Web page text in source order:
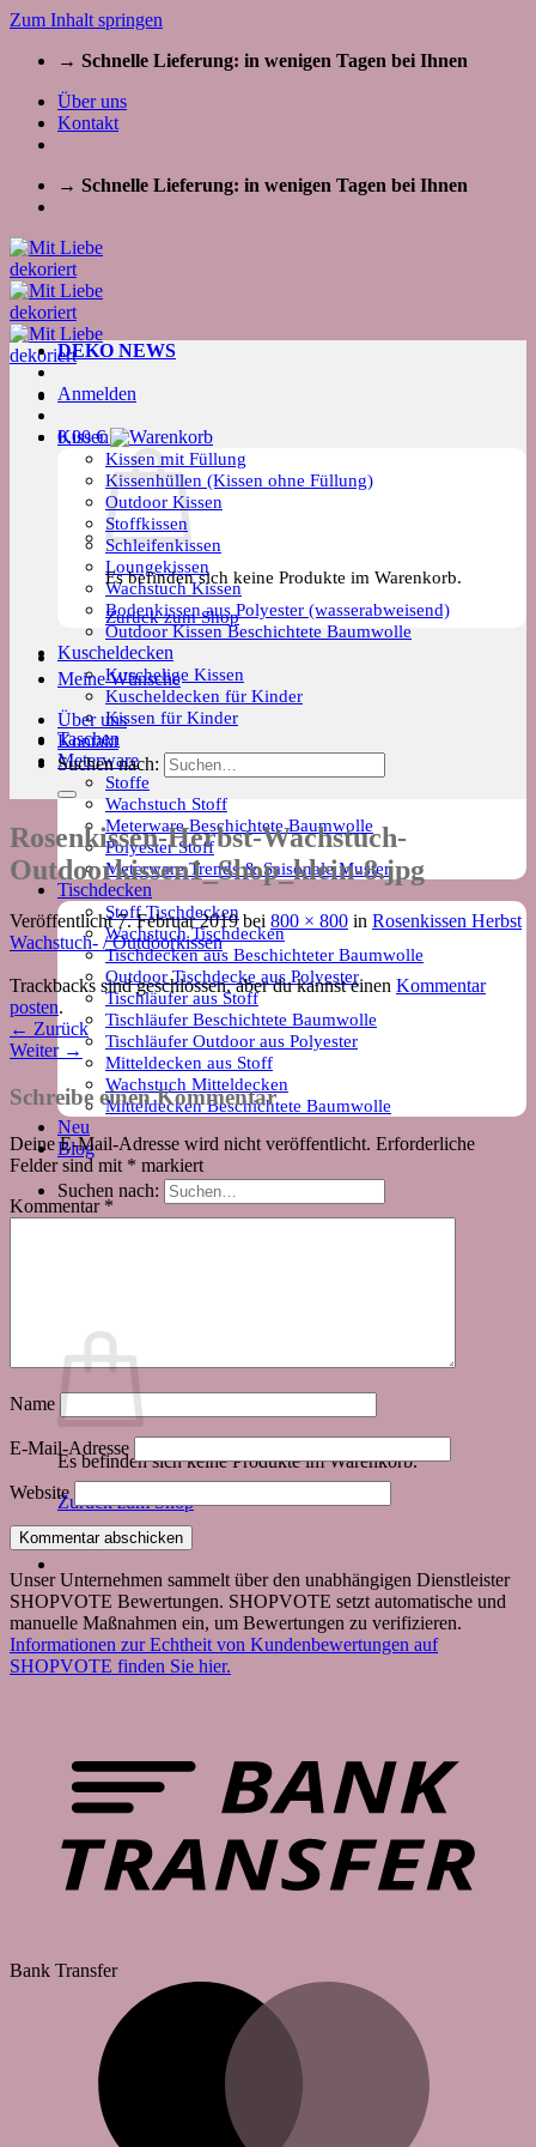
Zum Inhalt springen
→ Schnelle Lieferung: in wenigen Tagen bei Ihnen
Über uns
Kontakt
→ Schnelle Lieferung: in wenigen Tagen bei Ihnen
Kissen
Kissen mit Füllung
Kissenhüllen (Kissen ohne Füllung)
Outdoor Kissen
Stoffkissen
Schleifenkissen
Loungekissen
Wachstuch Kissen
Bodenkissen aus Polyester (wasserabweisend)
Outdoor Kissen Beschichtete Baumwolle
Kuscheldecken
Kuschelige Kissen
Kuscheldecken für Kinder
Kissen für Kinder
Taschen
Meterware
Stoffe
Wachstuch Stoff
Meterware Beschichtete Baumwolle
Polyester Stoff
Meterware Trends & Saisonale Muster
Tischdecken
Stoff Tischdecken
Wachstuch Tischdecken
Tischdecken aus Beschichteter Baumwolle
Outdoor Tischdecke aus Polyester
Tischläufer aus Stoff
Tischläufer Beschichtete Baumwolle
Tischläufer Outdoor aus Polyester
Mitteldecken aus Stoff
Wachstuch Mitteldecken
Mitteldecken Beschichtete Baumwolle
Neu
Blog
Suchen nach:
Es befinden sich keine Produkte im Warenkorb.
Zurück zum Shop
DEKO NEWS
Anmelden
0,00€
Es befinden sich keine Produkte im Warenkorb.
Zurück zum Shop
Meine Wünsche
Über uns
Kontakt
Suchen nach:
Rosenkissen-Herbst-Wachstuch-
Outdoorkissen1_Shop_klein-8.jpg
Veröffentlicht7. Februar 2019bei 800 × 800 in Rosenkissen Herbst
Wachstuch- / Outdoorkissen
Trackbacks sind geschlossen, aber du kannst einen Kommentar
posten.
← Zurück
Weiter →
Schreibe einen Kommentar
Deine E-Mail-Adresse wird nicht veröffentlicht. Erforderliche
Felder sind mit * markiert
Kommentar *
Name
E-Mail-Adresse
Website
Unser Unternehmen sammelt über den unabhängigen Dienstleister
SHOPVOTE Bewertungen. SHOPVOTE setzt automatische und
manuelle Maßnahmen ein, um Bewertungen zu verifizieren.
Informationen zur Echtheit von Kundenbewertungen auf
SHOPVOTE finden Sie hier.
Bank Transfer